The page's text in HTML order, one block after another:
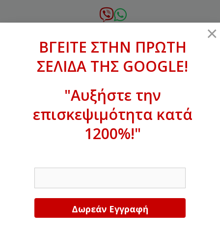
σε
xanthogenous@gmail.com
ΒΓΕΙΤΕ ΣΤΗΝ ΠΡΩΤΗ ΣΕΛΙΔΑ ΤΗΣ
GOOGLE!
×
ΒΓΕΙΤΕ ΣΤΗΝ ΠΡΩΤΗ
ΣΕΛΙΔΑ ΤΗΣ GOOGLE!
"Αυξήστε την
επισκεψιμότητα κατά
1200%!"